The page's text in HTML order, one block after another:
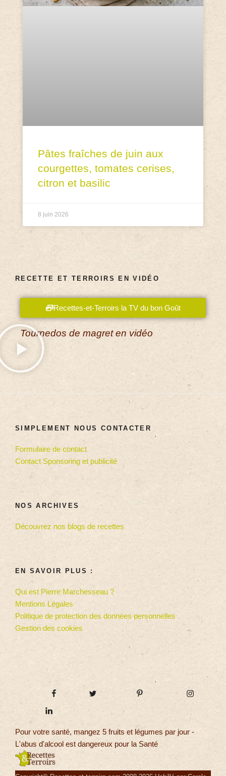
Pâtes fraîches de juin aux
courgettes, tomates cerises,
citron et basilic
8 juin 2026
RECETTE ET TERROIRS EN VIDÉO
Recettes-et-Terroirs la TV du bon Goût
Tournedos de magret en vidéo
SIMPLEMENT NOUS CONTACTER
Formulaire de contact
Contact Sponsoring et publicité
NOS ARCHIVES
Découvrez nos blogs de recettes
EN SAVOIR PLUS :
Qui est Pierre Marchesseau ?
Mentions Légales
Politique de protection des données personnelles
Gestion des cookies
Pour votre santé, mangez 5 fruits et légumes par jour -
L'abus d'alcool est dangereux pour la Santé